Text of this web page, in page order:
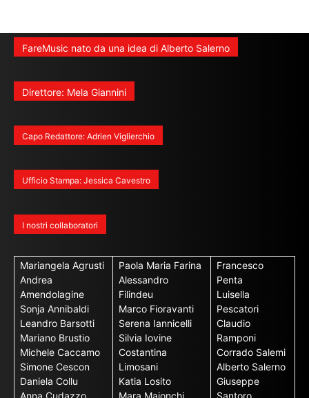
FareMusic nato da una idea di Alberto Salerno
Direttore: Mela Giannini
Capo Redattore: Adrien Viglierchio
Ufficio Stampa: Jessica Cavestro
I nostri collaboratori
Mariangela Agrusti
Andrea
Amendolagine
Sonja Annibaldi
Leandro Barsotti
Mariano Brustio
Michele Caccamo
Simone Cescon
Daniela Collu
Anna Cudazzo
Paola Maria Farina
Alessandro
Filindeu
Marco Fioravanti
Serena Iannicelli
Silvia Iovine
Costantina
Limosani
Katia Losito
Mara Maionchi
Francesco
Penta
Luisella
Pescatori
Claudio
Ramponi
Corrado Salemi
Alberto Salerno
Giuseppe
Santoro